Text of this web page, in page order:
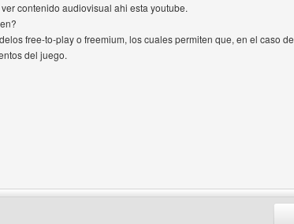
contenido audiovisual ahi esta youtube.
free-to-play o freemium, los cuales permiten que, en el caso de
del juego.